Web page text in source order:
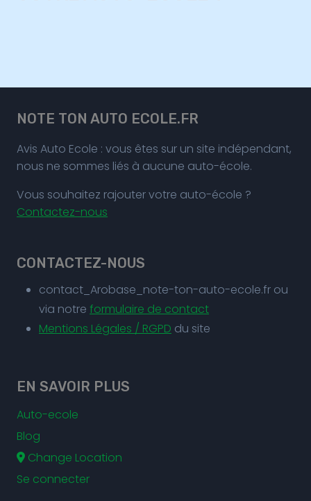
NOTE TON AUTO ECOLE.FR
Avis Auto Ecole : vous êtes sur un site indépendant,
nous ne sommes liés à aucune auto-école.
Vous souhaitez rajouter votre auto-école ?
Contactez-nous
CONTACTEZ-NOUS
contact_Arobase_note-ton-auto-ecole.fr ou
via notre formulaire de contact
Mentions Légales / RGPD du site
EN SAVOIR PLUS
Auto-ecole
Blog
Change Location
Se connecter